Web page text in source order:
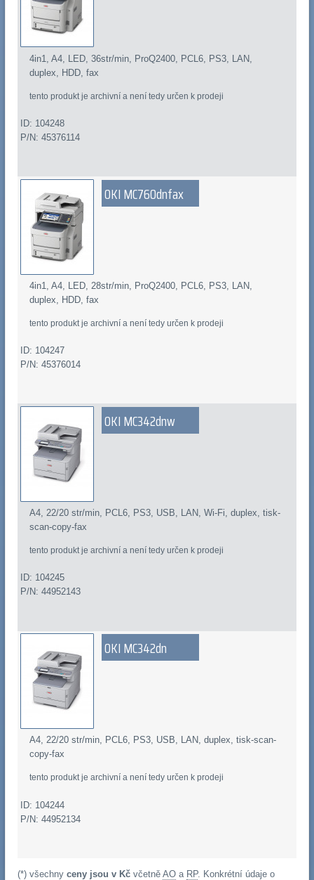
4in1, A4, LED, 36str/min, ProQ2400, PCL6, PS3, LAN,
duplex, HDD, fax
tento produkt je archivní a není tedy určen k prodeji
ID: 104248
P/N: 45376114
OKI MC760dnfax
4in1, A4, LED, 28str/min, ProQ2400, PCL6, PS3, LAN,
duplex, HDD, fax
tento produkt je archivní a není tedy určen k prodeji
ID: 104247
P/N: 45376014
OKI MC342dnw
A4, 22/20 str/min, PCL6, PS3, USB, LAN, Wi-Fi, duplex, tisk-
scan-copy-fax
tento produkt je archivní a není tedy určen k prodeji
ID: 104245
P/N: 44952143
OKI MC342dn
A4, 22/20 str/min, PCL6, PS3, USB, LAN, duplex, tisk-scan-
copy-fax
tento produkt je archivní a není tedy určen k prodeji
ID: 104244
P/N: 44952134
(*) všechny ceny jsou v Kčvčetně AOa RP. Konkrétní údaje o